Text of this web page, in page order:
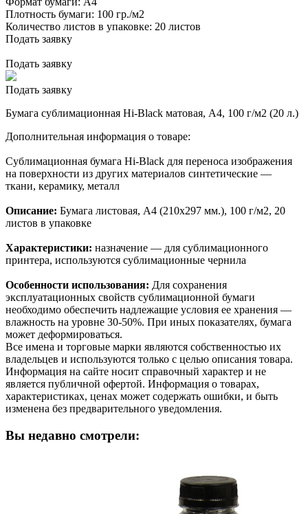
Плотность бумаги: 100 гр./м2
Количество листов в упаковке: 20 листов
Подать заявку
Подать заявку
Подать заявку
Бумага сублимационная Hi-Black матовая, A4, 100 г/м2 (20 л.)
Дополнительная информация о товаре:
Сублимационная бумага Hi-Black для переноса изображения
на поверхности из других материалов синтетические —
ткани, керамику, металл
Описание: Бумага листовая, A4 (210x297 мм.), 100 г/м2, 20
листов в упаковке
Характеристики: назначение — для сублимационного
принтера, используются сублимационные чернила
Особенности использования: Для сохранения
эксплуатационных свойств сублимационной бумаги
необходимо обеспечить надлежащие условия ее хранения —
влажность на уровне 30-50%. При иных показателях, бумага
может деформироваться.
Все имена и торговые марки являются собственностью их
владельцев и используются только с целью описания товара.
Информация на сайте носит справочный характер и не
является публичной офертой. Информация о товарах,
характеристиках, ценах может содержать ошибки, и быть
изменена без предварительного уведомления.
Вы недавно смотрели: